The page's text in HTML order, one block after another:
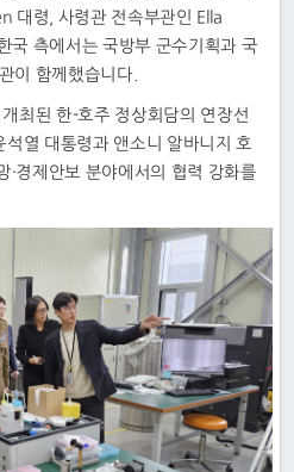
대령, 사령관 전속부관인 Ella
국 측에서는 국방부 군수기획과 국
이 함께했습니다.
최된 한-호주 정상회담의 연장선
열 대통령과 앤소니 알바니지 호
·경제안보 분야에서의 협력 강화를